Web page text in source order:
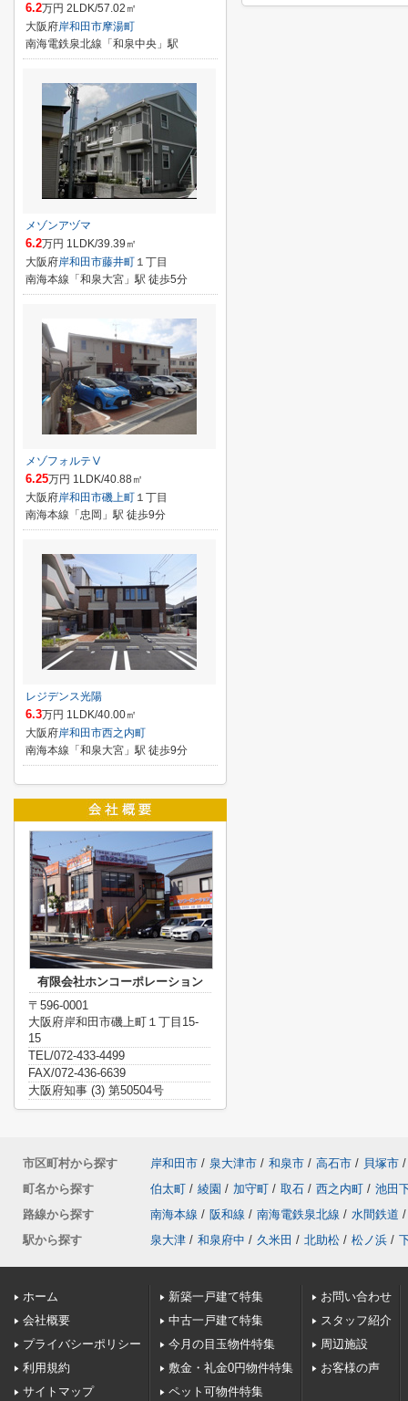
6.2万円 2LDK/57.02㎡
大阪府岸和田市摩湯町
南海電鉄泉北線「和泉中央」駅
メゾンアヅマ
6.2万円 1LDK/39.39㎡
大阪府岸和田市藤井町 １丁目
南海本線「和泉大宮」駅 徒歩5分
メゾフォルテⅤ
6.25万円 1LDK/40.88㎡
大阪府岸和田市磯上町 １丁目
南海本線「忠岡」駅 徒歩9分
レジデンス光陽
6.3万円 1LDK/40.00㎡
大阪府岸和田市西之内町
南海本線「和泉大宮」駅 徒歩9分
有限会社ホンコーポレーション
〒596-0001
大阪府岸和田市磯上町１丁目15-
15
TEL/072-433-4499
FAX/072-436-6639
大阪府知事 (3) 第50504号
市区町村から探す 岸和田市 / 泉大津市 / 和泉市 / 高石市 / 貝塚市 /
町名から探す
伯太町 / 綾園 / 加守町 / 取石 / 西之内町 / 池田
路線から探す
南海本線 / 阪和線 / 南海電鉄泉北線 / 水間鉄道 /
駅から探す
泉大津 / 和泉府中 / 久米田 / 北助松 / 松ノ浜 /
ホーム
会社概要
プライバシーポリシー
利用規約
サイトマップ
新築一戸建て特集
中古一戸建て特集
今月の目玉物件特集
敷金・礼金0円物件特集
ペット可物件特集
お問い合わせ
スタッフ紹介
周辺施設
お客様の声